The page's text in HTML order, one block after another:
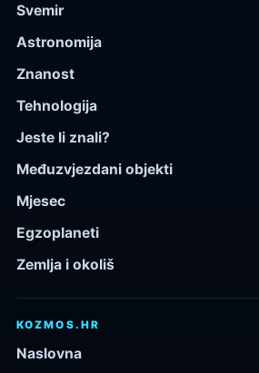
Svemir
Astronomija
Znanost
Tehnologija
Jeste li znali?
Međuzvjezdani objekti
Mjesec
Egzoplaneti
Zemlja i okoliš
KOZMOS.HR
Naslovna